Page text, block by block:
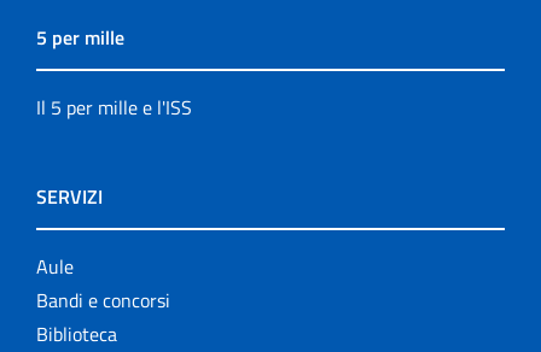
5 per mille
Il 5 per mille e l'ISS
SERVIZI
Aule
Bandi e concorsi
Biblioteca